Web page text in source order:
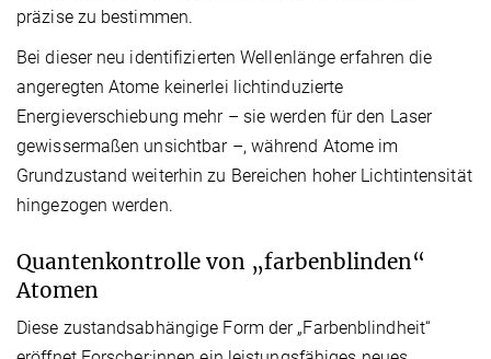
präzise zu bestimmen.
Bei dieser neu identifizierten Wellenlänge erfahren die
angeregten Atome keinerlei lichtinduzierte
Energieverschiebung mehr – sie werden für den Laser
gewissermaßen unsichtbar –, während Atome im
Grundzustand weiterhin zu Bereichen hoher Lichtintensität
hingezogen werden.
Quantenkontrolle von „farbenblinden“
Atomen
Diese zustandsabhängige Form der „Farbenblindheit“